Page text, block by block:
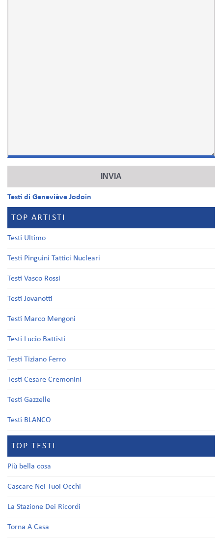
Testi di Geneviève Jodoin
TOP ARTISTI
Testi Ultimo
Testi Pinguini Tattici Nucleari
Testi Vasco Rossi
Testi Jovanotti
Testi Marco Mengoni
Testi Lucio Battisti
Testi Tiziano Ferro
Testi Cesare Cremonini
Testi Gazzelle
Testi BLANCO
TOP TESTI
Più bella cosa
Cascare Nei Tuoi Occhi
La Stazione Dei Ricordi
Torna A Casa